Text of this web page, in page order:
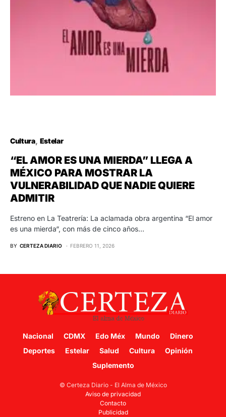
Cultura Estelar
“EL AMOR ES UNA MIERDA” LLEGA A
MÉXICO PARA MOSTRAR LA
VULNERABILIDAD QUE NADIE QUIERE
ADMITIR
Estreno en La Teatrería: La aclamada obra argentina “El amor
es una mierda“, con más de cinco años…
BY CERTEZA DIARIO FEBRERO 11, 2026
Nacional CDMX Edo Méx Mundo
Dinero
Deportes
Estelar Salud Cultura
Opinión
Suplemento
© Certeza Diario - El Alma de México
Aviso de privacidad
Contacto
Publicidad